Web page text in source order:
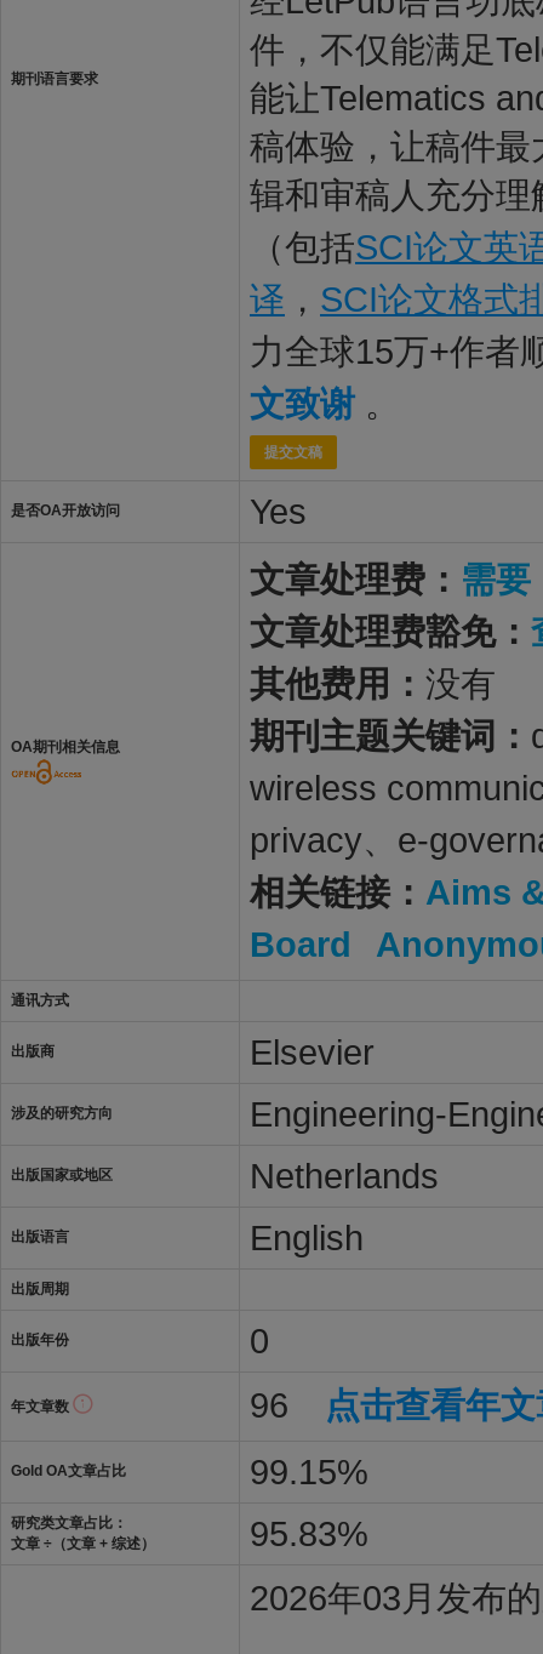
期刊语言要求
件，不仅能满足
能让Telematics
稿体验，让稿件
辑和审稿人充分
（包括SCI论文英
译 ， SCI论文格式
力全球15万+作者
文致谢 。
提交文稿
是否OA开放访问 Yes
OA期刊相关信息
文章处理费： 需要
文章处理费豁免：
其他费用： 没有
期刊主题关键词：
wireless
privacy、e-
相关链接： Aims
Board
通讯方式
出版商 Elsevier
涉及的研究方向 Engineering-
出版国家或地区 Netherlands
出版语言 English
出版周期
出版年份 0
年文章数 96 点击查看年
Gold OA文章占比 99.15%
研究类文章占比：
文章 ÷（文章 + 综述）
95.83%
2026年03月发布